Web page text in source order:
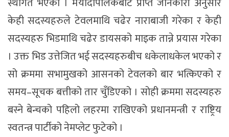
केही सदस्यहरुले टेवलमाथि चढेर नाराबाजी गरेका र केही
सदस्यहरु भिडमाथि चढेर डायसको माइक तान्ने प्रयास गरेका
। उक्त भिड उत्तेजित भई सदस्यहरुबीच धकेलाधकेल भएको र
सो क्रममा सभामुखको आसनको टेवलको बार भत्किएको र
समय–सूचक बत्तीको तार चुँडिएको । सोही क्रममा सदस्यहरु
बस्ने बेन्चको पहिलो लहरमा राखिएको प्रधानमन्त्री र राष्ट्रिय
स्वतन्त्र पार्टीको नेमप्लेट फुटेको ।